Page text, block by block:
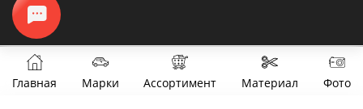
Главная Марки Ассортимент Материал Фото